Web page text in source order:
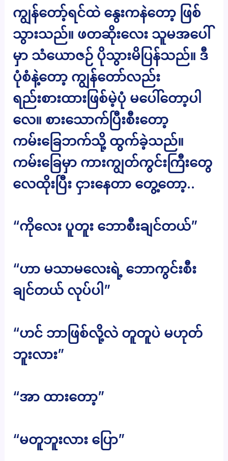
ကျွန်တော့်ရင်ထဲ နွေးကနဲတော့ ဖြစ်
သွားသည်။ ဖတဆိုးလေး သူမအပေါ်
မှာ သံယောဇဉ် ပိုသွားမိပြန်သည်။ ဒီ
ပုံစံနဲ့တော့ ကျွန်တော်လည်း
ရည်းစားထားဖြစ်မဲ့ပုံ မပေါ်တော့ပါ
လေ။ စားသောက်ပြီးစီးတော့
ကမ်းခြေဘက်သို့ ထွက်ခဲ့သည်။
ကမ်းခြေမှာ ကားကျွတ်ကွင်းကြီးတွေ
လေထိုးပြီး ငှားနေတာ တွေ့တော့..
“ကိုလေး ပူတူး ဘောစီးချင်တယ်”
“ဟာ မသာမလေးရဲ့ ဘောကွင်းစီး
ချင်တယ် လုပ်ပါ”
“ဟင် ဘာဖြစ်လို့လဲ တူတူပဲ မဟုတ်
ဘူးလား”
“အာ ထားတော့”
“မတူဘူးလား ပြော”